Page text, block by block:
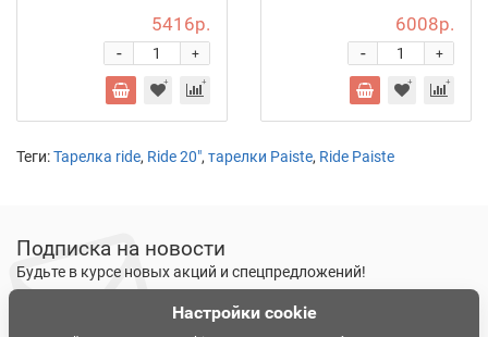
5416р.
+
-
6008р.
+
-
Теги:Тарелка ride, Ride 20", тарелки Paiste, Ride Paiste
Подписка на новости
Будьте в курсе новых акций и спецпредложений!
Подписаться
Настройки cookie